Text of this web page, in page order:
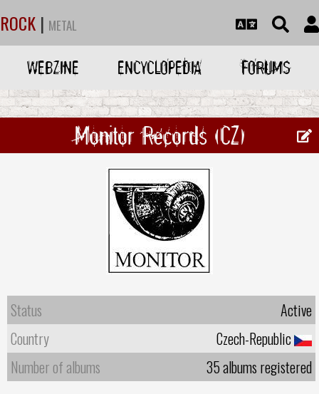
ROCK | METAL
WEBZINE ENCYCLOPEDIA FORUMS
Monitor Records (CZ)
Status
Active
Country
Czech-Republic
Number of albums
35 albums registered